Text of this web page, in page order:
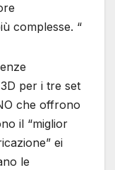
complesse. “
per i tre set
che offrono
il “miglior
ei
le